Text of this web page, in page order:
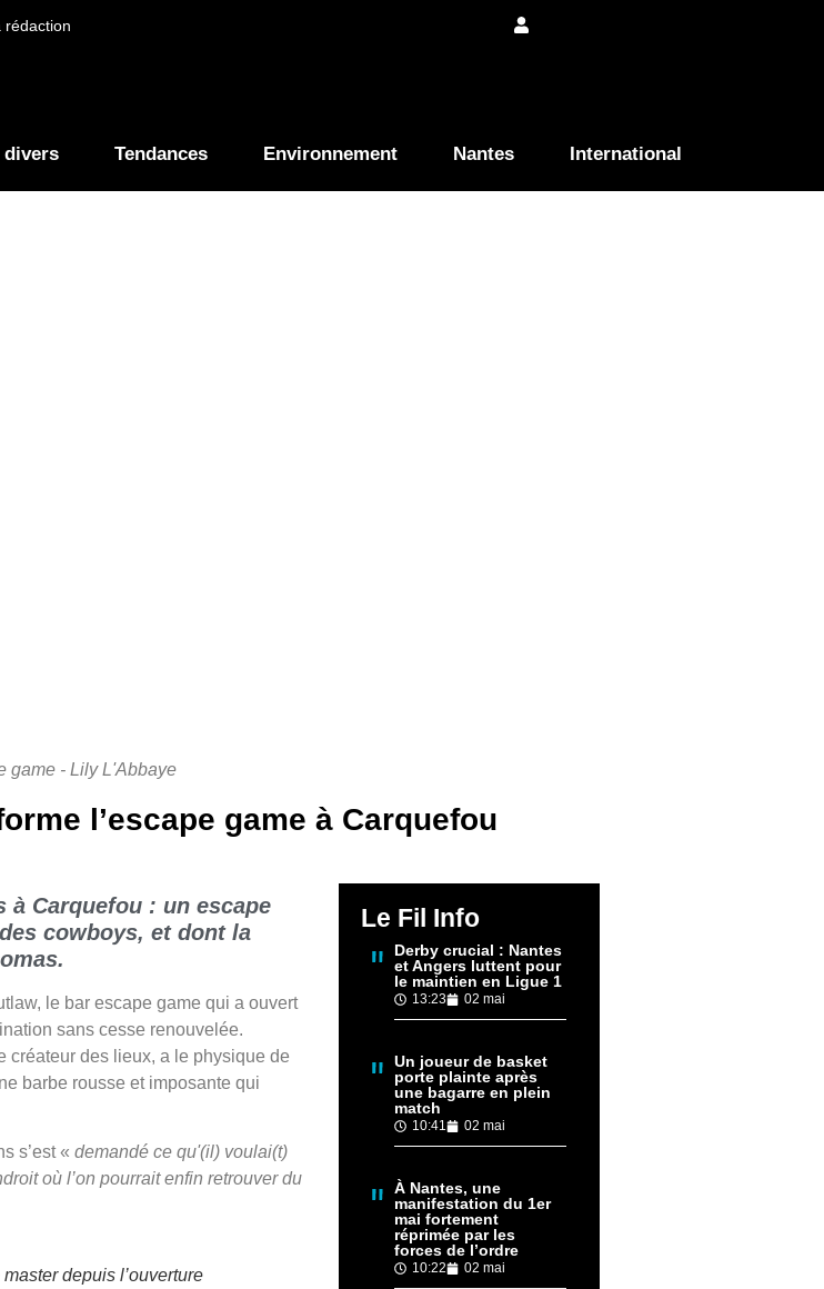
rédaction
divers Tendances Environnement Nantes International
game - Lily L'Abbaye
l’escape game à Carquefou
Carquefou : un escape
cowboys, et dont la
le bar escape game qui a ouvert
sans cesse renouvelée.
créateur des lieux, a le physique de
barbe rousse et imposante qui
s’est « demandé ce qu'(il) voulai(t)
où l’on pourrait enfin retrouver du
depuis l’ouverture
Le Fil Info
Derby crucial : Nantes
et Angers luttent pour
le maintien en Ligue 1
13:23 02 mai
Un joueur de basket
porte plainte après
une bagarre en plein
match
10:41 02 mai
À Nantes, une
manifestation du 1er
mai fortement
réprimée par les
forces de l’ordre
10:22 02 mai